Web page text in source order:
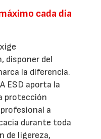
cada día
disponer del
la diferencia.
ESD aporta la
protección
a
durante toda
de ligereza,